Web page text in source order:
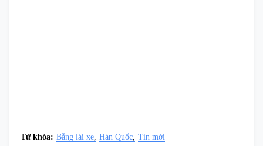
Từ khóa: Bằng lái xe Hàn Quốc Tin mới